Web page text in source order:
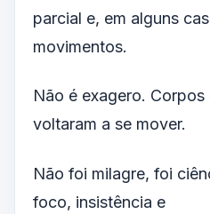
parcial e, em alguns
movimentos.
Não é exagero.
voltaram a se mover.
Não foi milagre, foi
foco, insistência e